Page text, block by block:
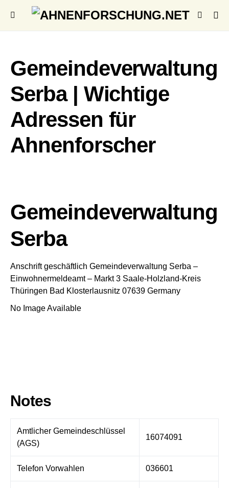
Gemeindeverwaltung
Serba | Wichtige
Adressen für
Ahnenforscher
Gemeindeverwaltung
Serba
Anschrift geschäftlich Gemeindeverwaltung Serba –
Einwohnermeldeamt – Markt 3 Saale-Holzland-Kreis
Thüringen Bad Klosterlausnitz 07639 Germany
No Image Available
Notes
Amtlicher Gemeindeschlüssel
(AGS)
16074091
Telefon Vorwahlen 036601